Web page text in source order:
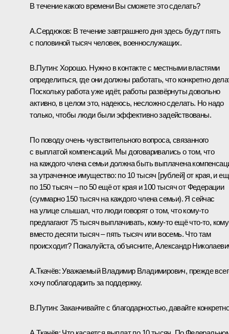
В течение какого времени Вы сможете это сделать?
А.Сердюков: В течение завтрашнего дня здесь будут пять
с половиной тысяч человек, военнослужащих.
В.Путин: Хорошо. Нужно в контакте с местными властями
определиться, где они должны работать, что конкретно
Поскольку работа уже идёт, работы развёрнуты довольно
активно, в целом это, надеюсь, несложно сделать. Но надо
только, чтобы люди были эффективно задействованы.
По поводу очень чувствительного вопроса, связанного
с выплатой компенсаций. Мы договаривались о том, что
на каждого члена семьи должна быть выплачена
за утраченное имущество: по 10 тысяч [рублей] от края, и
по 150 тысяч – по 50 ещё от края и 100 тысяч от Федерации
(суммарно 150 тысяч на каждого члена семьи). Я сейчас
на улице слышал, что люди говорят о том, что кому‑то
предлагают 75 тысяч выплачивать, кому‑то ещё что‑то,
вместо десяти тысяч – пять тысяч или восемь. Что там
происходит? Пожалуйста, объясните, Александр
А.Ткачёв:Уважаемый Владимир Владимирович, прежде
хочу поблагодарить за поддержку.
В.Путин: Заканчивайте с благодарностью, давайте